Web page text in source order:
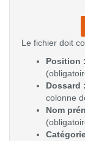
Le fichier doit
Position :
Dossard :
colonne
Nom